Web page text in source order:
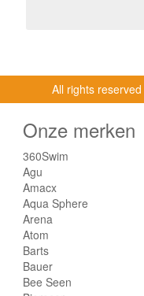
All rights reserved
Onze merken
360Swim
Agu
Amacx
Aqua Sphere
Arena
Atom
Barts
Bauer
Bee Seen